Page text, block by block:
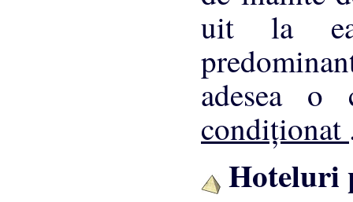
uit la
adesea
condiţionat
Hoteluri